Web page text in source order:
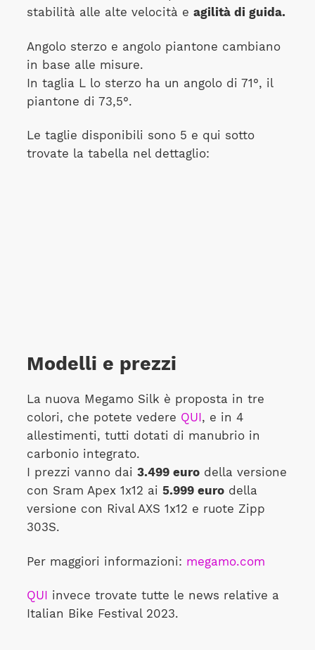
stabilità alle alte velocità e agilità di guida.
Angolo sterzo e angolo piantone cambiano
in base alle misure.
In taglia L lo sterzo ha un angolo di 71°, il
piantone di 73,5°.
Le taglie disponibili sono 5 e qui sotto
trovate la tabella nel dettaglio:
Modelli e prezzi
La nuova Megamo Silk è proposta in tre
colori, che potete vedere QUI , e in 4
allestimenti, tutti dotati di manubrio in
carbonio integrato.
I prezzi vanno dai 3.499 eurodella versione
con Sram Apex 1x12 ai 5.999 eurodella
versione con Rival AXS 1x12 e ruote Zipp
303S.
Per maggiori informazioni: megamo.com
QUI
invece trovate tutte le news relative a
Italian Bike Festival 2023.